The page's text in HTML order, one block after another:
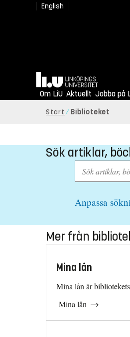
English
Hem
Om LiU Aktuellt Jobba på
Detta
Start Biblioteket
Sök artiklar,
Anpassa
Mer från
Mina lån
Mina lån är
Mina lån